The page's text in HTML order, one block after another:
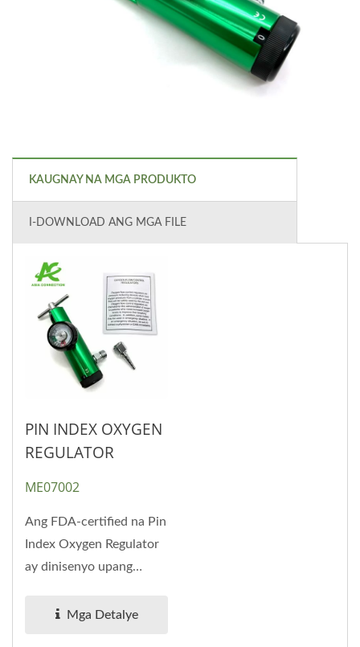
KAUGNAY NA MGA PRODUKTO
I-DOWNLOAD ANG MGA FILE
PIN INDEX OXYGEN
REGULATOR
ME07002
Ang FDA-certified na Pin
Index Oxygen Regulator
ay dinisenyo upang
i-regulate...Mga Detalye